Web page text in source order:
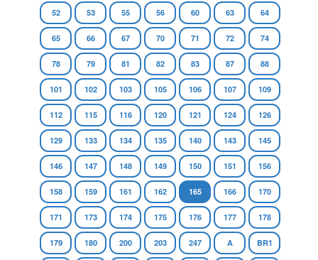
52 53 55 56 60 63 64
65 66 67 70 71 72 74
78 79 81 82 83 87 88
101 102 103 105 106 107 109
112 115 116 120 121 124 126
129 133 134 135 140 143 145
146 147 148 149 150 151 156
158 159 161 162 165 166 170
171 173 174 175 176 177 178
179 180 200 203 247 A BR1